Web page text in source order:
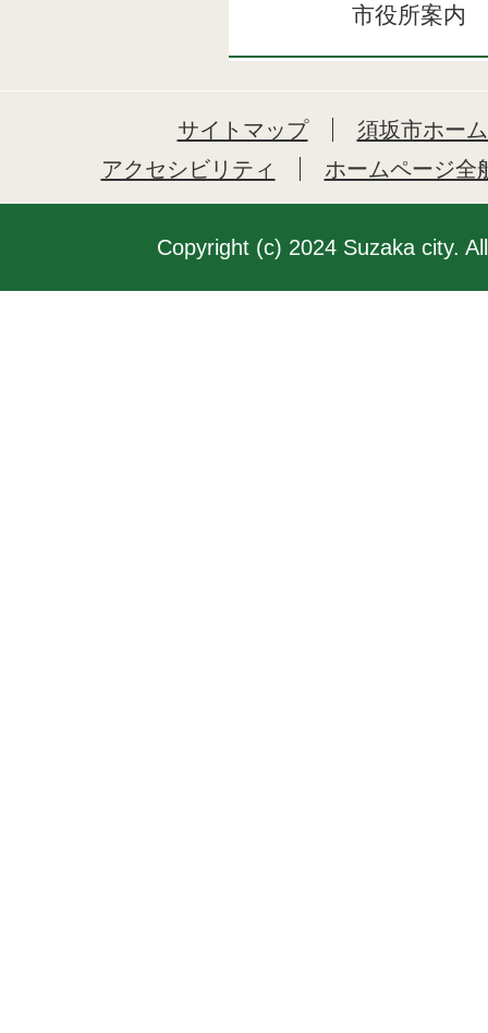
市役所案内
サイトマップ
須坂市ホー
アクセシビリティ
ホームページ全
Copyright (c) 2024 Suzaka city.